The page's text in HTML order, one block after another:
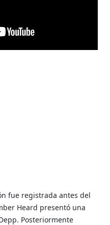
fue registrada antes del
Heard presentó una
Posteriormente